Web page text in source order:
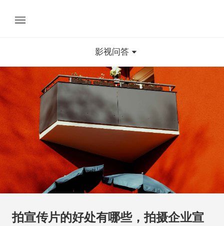
影视问答
拍宣传片的好处有哪些，拍摄企业宣